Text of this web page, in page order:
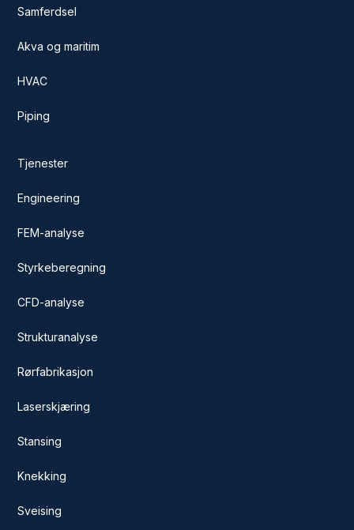
Samferdsel
Akva og maritim
HVAC
Piping
Tjenester
Engineering
FEM-analyse
Styrkeberegning
CFD-analyse
Strukturanalyse
Rørfabrikasjon
Laserskjæring
Stansing
Knekking
Sveising